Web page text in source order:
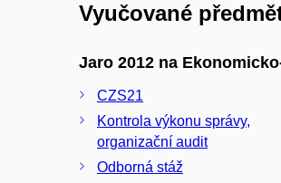
Vyučované
Jaro 2012 na
CZS21
Kontrola výkonu správy,
organizační audit
Odborná stáž